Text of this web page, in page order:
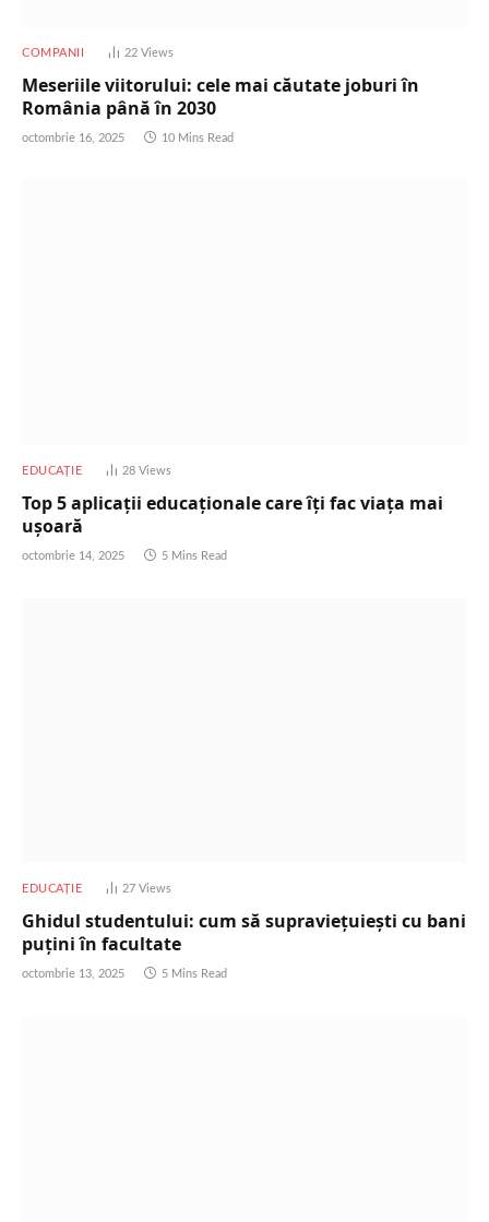
COMPANII 22Views
Meseriile viitorului: cele mai căutate joburi în
România până în 2030
octombrie 16, 2025 10 Mins Read
EDUCAȚIE 28Views
Top 5 aplicații educaționale care îți fac viața mai
ușoară
octombrie 14, 2025 5 Mins Read
EDUCAȚIE 27Views
Ghidul studentului: cum să supraviețuiești cu bani
puțini în facultate
octombrie 13, 2025 5 Mins Read